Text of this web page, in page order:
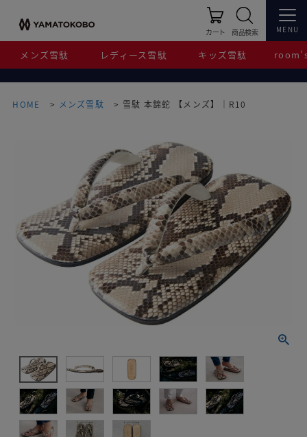
カート 商品検索
メンズ雪駄 レディース雪駄 キッズ雪駄
MENU
HOME メンズ雪駄 雪駄 本錦蛇 【メンズ】｜R10